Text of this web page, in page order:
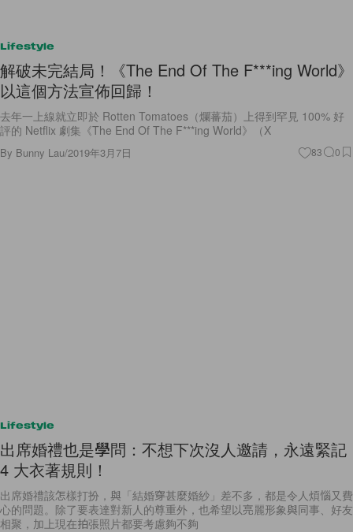
Lifestyle
解破未完結局！《The End Of The F***ing World》
以這個方法宣佈回歸！
去年一上線就立即於 Rotten Tomatoes（爛蕃茄）上得到罕見 100% 好
評的 Netflix 劇集《The End Of The F***ing World》（X
By Bunny Lau/2019年3月7日 83 0
Lifestyle
出席婚禮也是學問：不想下次沒人邀請，永遠緊記
4 大衣著規則！
出席婚禮該怎樣打扮，與「結婚穿甚麼婚紗」差不多，都是令人煩惱又費
心的問題。除了要表達對新人的尊重外，也希望以亮麗形象與同事、好友
相聚，加上現在拍張照片都要考慮夠不夠